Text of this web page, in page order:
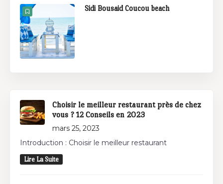
Sidi Bousaid Coucou beach
Choisir le meilleur restaurant près de chez
vous ? 12 Conseils en 2023
mars 25, 2023
Introduction : Choisir le meilleur restaurant
Lire La Suite